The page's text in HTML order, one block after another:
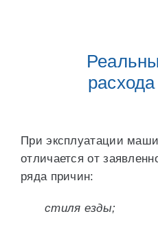
При эксплуатации
отличается от
ряда причин:
стиля езды;